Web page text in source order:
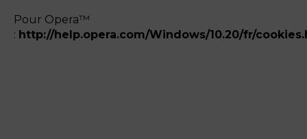
Pour Opera™
: http://help.opera.com/Windows/10.20/fr/